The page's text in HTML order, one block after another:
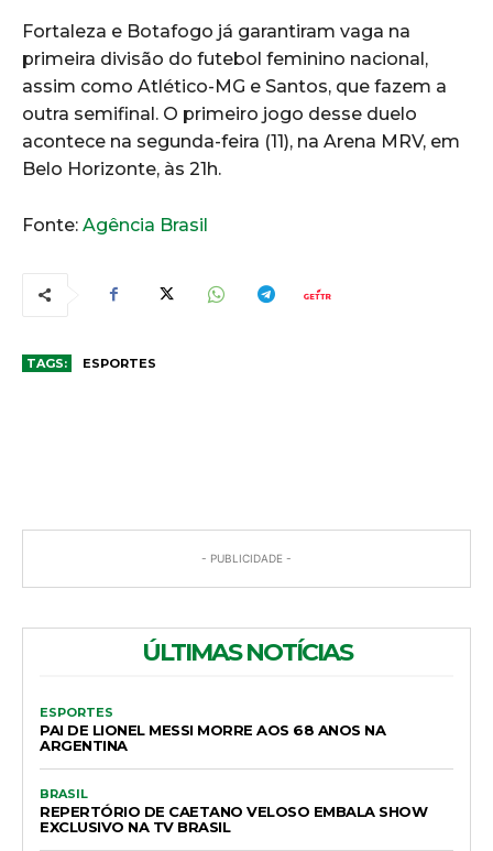
Fortaleza e Botafogo já garantiram vaga na
primeira divisão do futebol feminino nacional,
assim como Atlético-MG e Santos, que fazem a
outra semifinal. O primeiro jogo desse duelo
acontece na segunda-feira (11), na Arena MRV, em
Belo Horizonte, às 21h.
Fonte: Agência Brasil
TAGS: ESPORTES
- PUBLICIDADE -
ÚLTIMAS NOTÍCIAS
ESPORTES
PAI DE LIONEL MESSI MORRE AOS 68 ANOS NA
ARGENTINA
BRASIL
REPERTÓRIO DE CAETANO VELOSO EMBALA SHOW
EXCLUSIVO NA TV BRASIL